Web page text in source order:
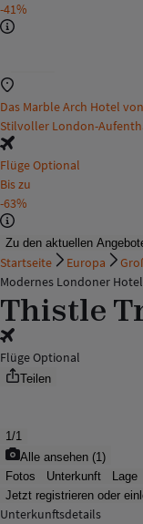
-41%
Das Marble Arch Hotel
Stilvoller London-
Flüge Optional
Bis zu
-63%
Zu den aktuellen
Startseite Europa
Modernes Londoner
Thistle
Flüge Optional
Teilen
1/1
Alle ansehen (1)
Fotos
Unterkunft
Lage
Jetzt registrieren oder
Unterkunftsdetails